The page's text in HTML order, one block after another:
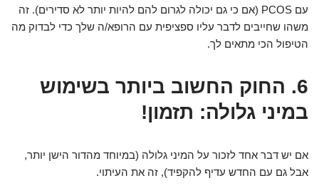
עם PCOS (אם כי גם יכולה לגרום להם להיות יותר לא סדירים). זה
משהו שחייבים לדבר עליו ספציפית עם הרופא/ה שלך כדי לבדוק מה
הטיפול הכי מתאים לך.
6. החוק החשוב ביותר בשימוש
במיני גלולה: תזמון!
אם יש דבר אחד לזכור על המיני גלולה (במיוחד מהדור הישן יותר,
אבל גם עם החדש עדיף להקפיד), זה את העיתוי.